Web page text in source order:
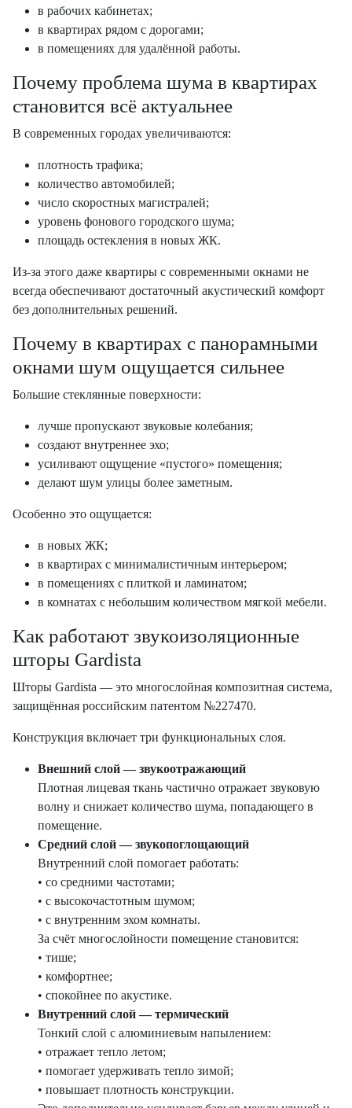
в рабочих кабинетах;
в квартирах рядом с дорогами;
в помещениях для удалённой работы.
Почему проблема шума в квартирах
становится всё актуальнее
В современных городах увеличиваются:
плотность трафика;
количество автомобилей;
число скоростных магистралей;
уровень фонового городского шума;
площадь остекления в новых ЖК.
Из-за этого даже квартиры с современными окнами не
всегда обеспечивают достаточный акустический комфорт
без дополнительных решений.
Почему в квартирах с панорамными
окнами шум ощущается сильнее
Большие стеклянные поверхности:
лучше пропускают звуковые колебания;
создают внутреннее эхо;
усиливают ощущение «пустого» помещения;
делают шум улицы более заметным.
Особенно это ощущается:
в новых ЖК;
в квартирах с минималистичным интерьером;
в помещениях с плиткой и ламинатом;
в комнатах с небольшим количеством мягкой мебели.
Как работают звукоизоляционные
шторы Gardista
Шторы Gardista — это многослойная композитная система,
защищённая российским патентом №227470.
Конструкция включает три функциональных слоя.
Внешний слой — звукоотражающий
Плотная лицевая ткань частично отражает звуковую
волну и снижает количество шума, попадающего в
помещение.
Средний слой — звукопоглощающий
Внутренний слой помогает работать:
• со средними частотами;
• с высокочастотным шумом;
• с внутренним эхом комнаты.
За счёт многослойности помещение становится:
• тише;
• комфортнее;
• спокойнее по акустике.
Внутренний слой — термический
Тонкий слой с алюминиевым напылением:
• отражает тепло летом;
• помогает удерживать тепло зимой;
• повышает плотность конструкции.